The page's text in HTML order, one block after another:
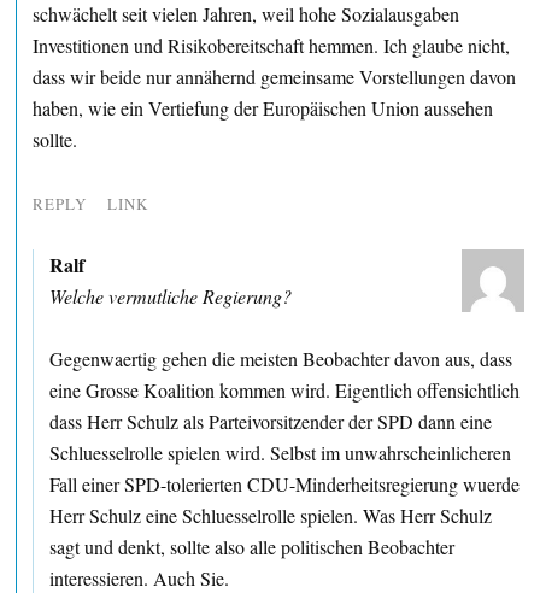
schwächelt seit vielen Jahren, weil hohe Sozialausgaben
Investitionen und Risikobereitschaft hemmen. Ich glaube nicht,
dass wir beide nur annähernd gemeinsame Vorstellungen davon
haben, wie ein Vertiefung der Europäischen Union aussehen
sollte.
REPLY LINK
Ralf
Welche vermutliche Regierung?
Gegenwaertig gehen die meisten Beobachter davon aus, dass
eine Grosse Koalition kommen wird. Eigentlich offensichtlich
dass Herr Schulz als Parteivorsitzender der SPD dann eine
Schluesselrolle spielen wird. Selbst im unwahrscheinlicheren
Fall einer SPD-tolerierten CDU-Minderheitsregierung wuerde
Herr Schulz eine Schluesselrolle spielen. Was Herr Schulz
sagt und denkt, sollte also alle politischen Beobachter
interessieren. Auch Sie.